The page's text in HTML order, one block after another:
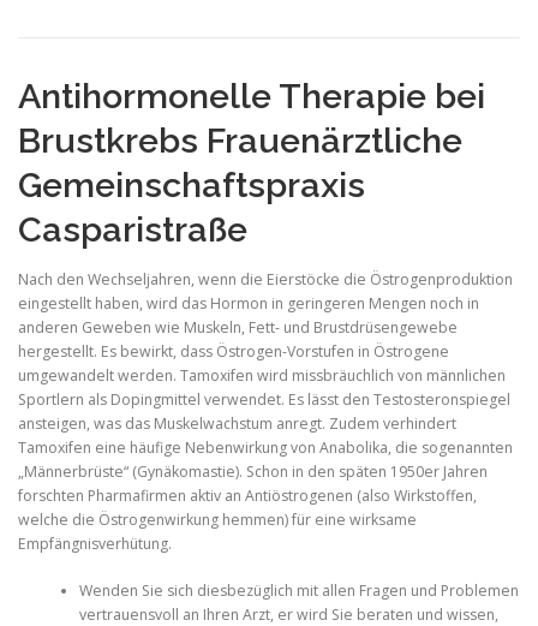
Antihormonelle Therapie bei
Brustkrebs Frauenärztliche
Gemeinschaftspraxis
Casparistraße
Nach den Wechseljahren, wenn die Eierstöcke die Östrogenproduktion
eingestellt haben, wird das Hormon in geringeren Mengen noch in
anderen Geweben wie Muskeln, Fett- und Brustdrüsengewebe
hergestellt. Es bewirkt, dass Östrogen-Vorstufen in Östrogene
umgewandelt werden. Tamoxifen wird missbräuchlich von männlichen
Sportlern als Dopingmittel verwendet. Es lässt den Testosteronspiegel
ansteigen, was das Muskelwachstum anregt. Zudem verhindert
Tamoxifen eine häufige Nebenwirkung von Anabolika, die sogenannten
„Männerbrüste“ (Gynäkomastie). Schon in den späten 1950er Jahren
forschten Pharmafirmen aktiv an Antiöstrogenen (also Wirkstoffen,
welche die Östrogenwirkung hemmen) für eine wirksame
Empfängnisverhütung.
Wenden Sie sich diesbezüglich mit allen Fragen und Problemen
vertrauensvoll an Ihren Arzt, er wird Sie beraten und wissen,